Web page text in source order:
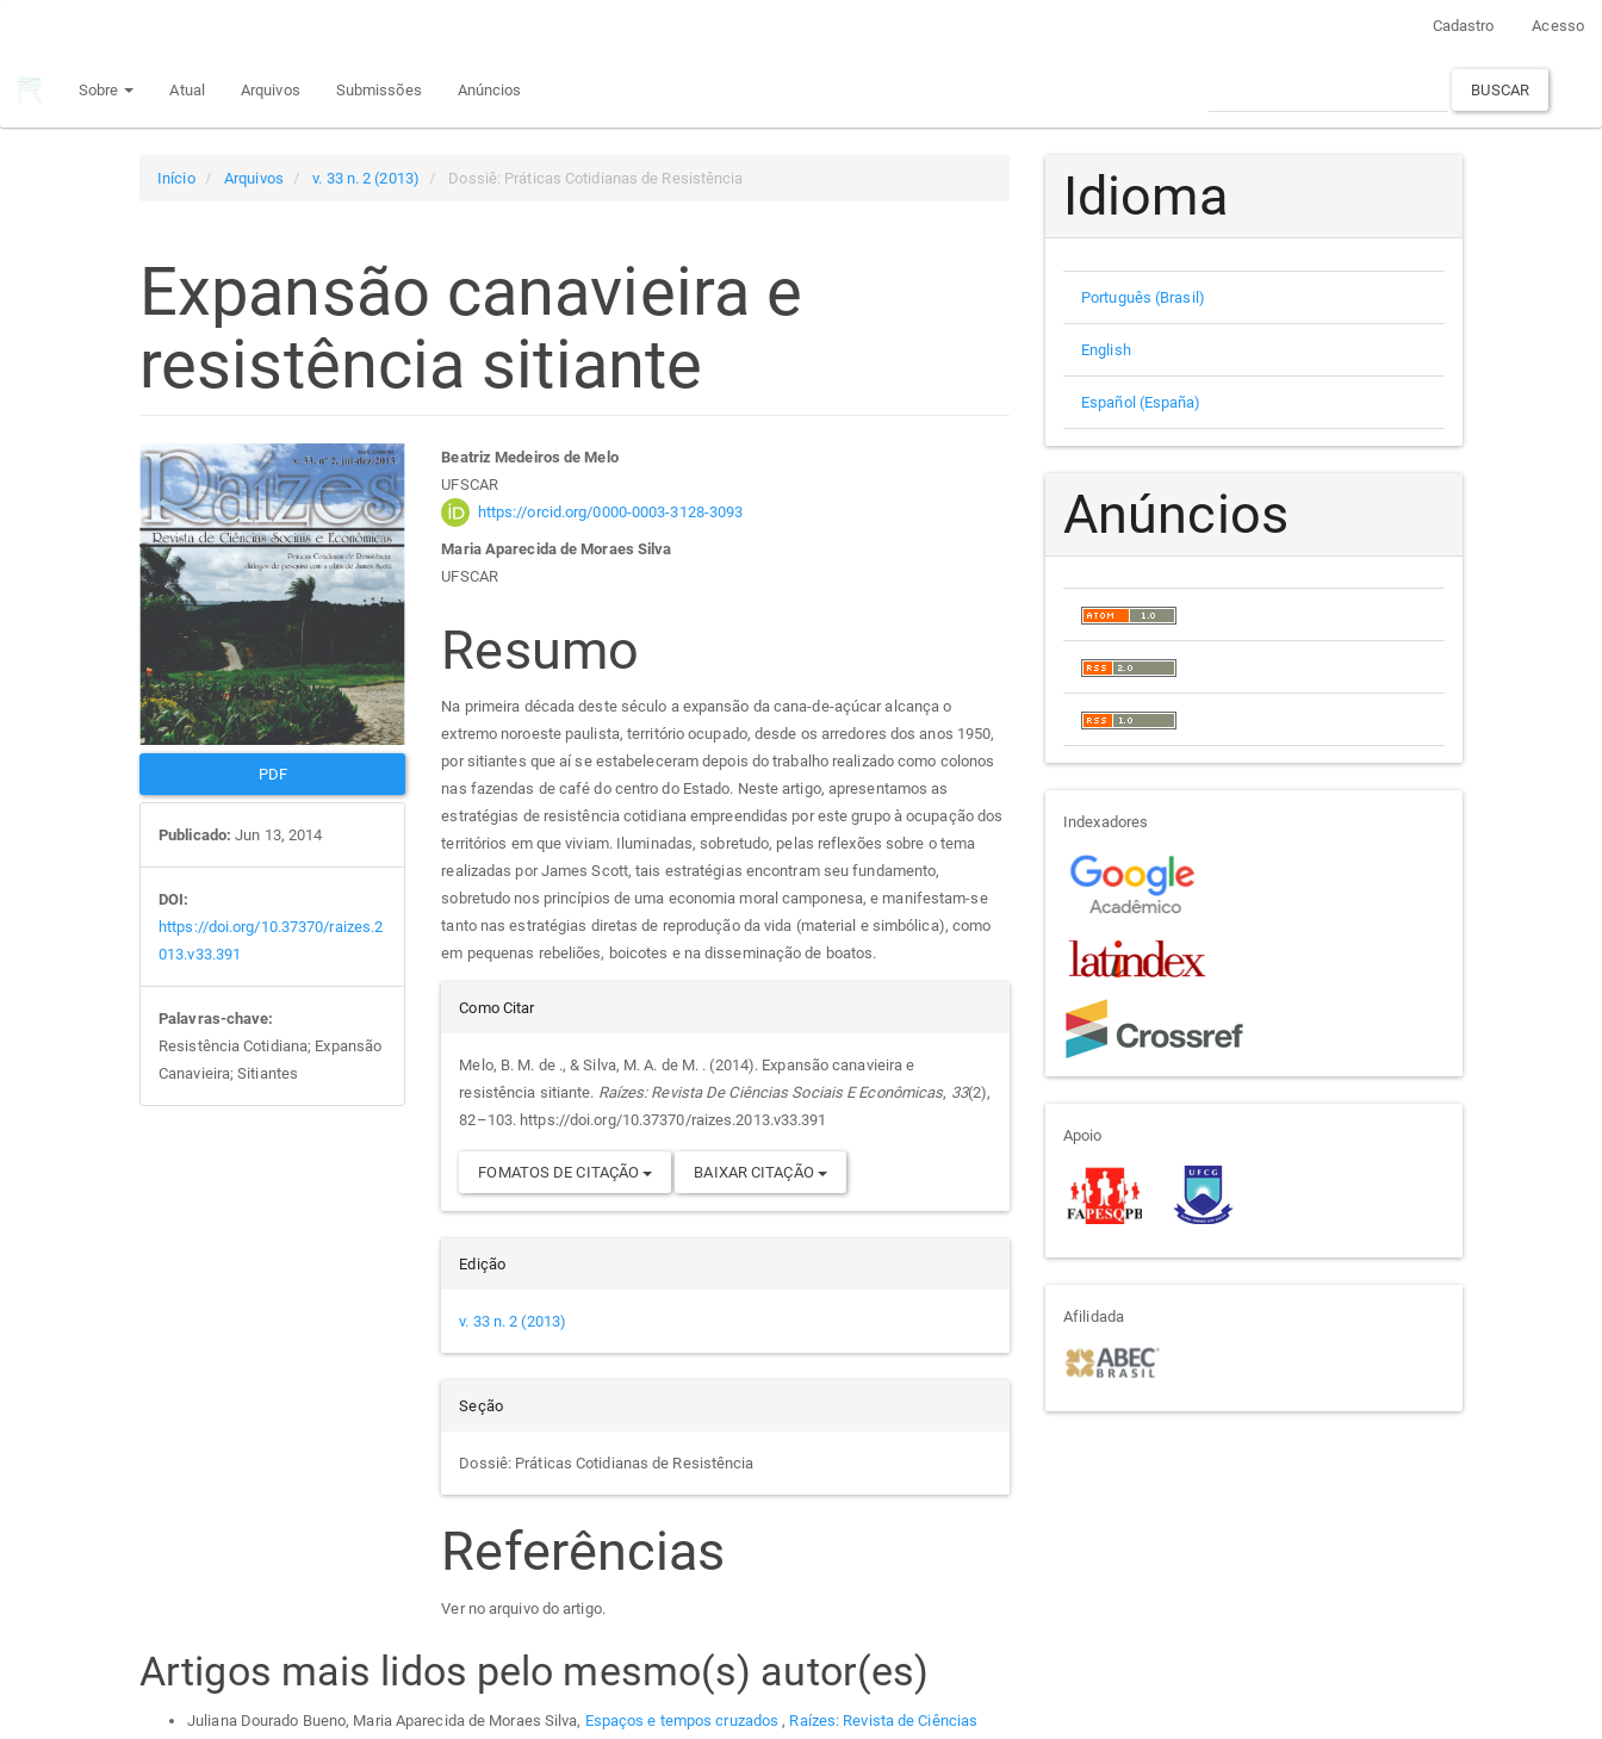
principal
Cadastro Acesso
Sobre Atual Arquivos Submissões Anúncios BUSCAR
Início Arquivos v. 33 n. 2 (2013) Dossiê: Práticas Cotidianas de Resistência
Expansão canavieira e
resistência sitiante
Barra
lateral
de
artigos
PDF
Publicado: Jun 13, 2014
DOI:
https://doi.org/10.37370/raizes.2
013.v33.391
Palavras-chave:
Resistência Cotidiana; Expansão
Canavieira; Sitiantes
Conteúdo
do
artigo
principal
Beatriz Medeiros de Melo
UFSCAR
https://orcid.org/0000-0003-3128-3093
Maria Aparecida de Moraes Silva
UFSCAR
Resumo
Na primeira década deste século a expansão da cana-de-açúcar alcança o
extremo noroeste paulista, território ocupado, desde os arredores dos anos 1950,
por sitiantes que aí se estabeleceram depois do trabalho realizado como colonos
nas fazendas de café do centro do Estado. Neste artigo, apresentamos as
estratégias de resistência cotidiana empreendidas por este grupo à ocupação dos
territórios em que viviam. Iluminadas, sobretudo, pelas reflexões sobre o tema
realizadas por James Scott, tais estratégias encontram seu fundamento,
sobretudo nos princípios de uma economia moral camponesa, e manifestam-se
tanto nas estratégias diretas de reprodução da vida (material e simbólica), como
em pequenas rebeliões, boicotes e na disseminação de boatos.
Detalhes
do
artigo
Como Citar
Melo, B. M. de ., & Silva, M. A. de M. . (2014). Expansão canavieira e
resistência sitiante. Raízes: Revista De Ciências Sociais E Econômicas, 33(2),
82–103. https://doi.org/10.37370/raizes.2013.v33.391
FOMATOS DE CITAÇÃO BAIXAR CITAÇÃO
Edição
v. 33 n. 2 (2013)
Seção
Dossiê: Práticas Cotidianas de Resistência
Referências
Ver no arquivo do artigo.
Artigos mais lidos pelo mesmo(s) autor(es)
Juliana Dourado Bueno, Maria Aparecida de Moraes Silva, Espaços e tempos cruzados, Raízes: Revista de Ciências
Idioma
Português (Brasil)
English
Español (España)
Anúncios
indexadores
Indexadores
apoio
Apoio
afiliada
Afilidada